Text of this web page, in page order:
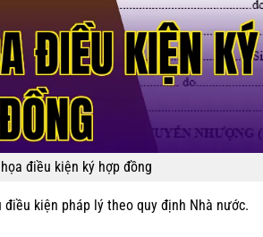
điều kiện ký hợp đồng
kiện pháp lý theo quy định Nhà nước.